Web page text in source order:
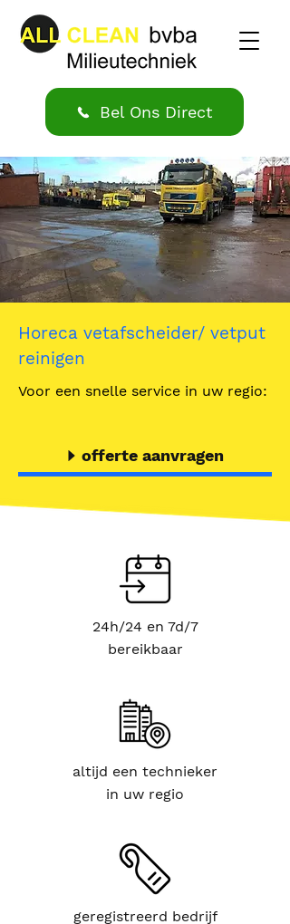
Bel Ons Direct
Horeca vetafscheider/ vetput
reinigen
Voor een snelle service in uw regio:
offerte aanvragen
24h/24 en 7d/7
bereikbaar
altijd een technieker
in uw regio
geregistreerd bedrijf